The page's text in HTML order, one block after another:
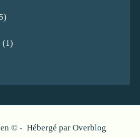
(1)
© - Hébergé par Overblog